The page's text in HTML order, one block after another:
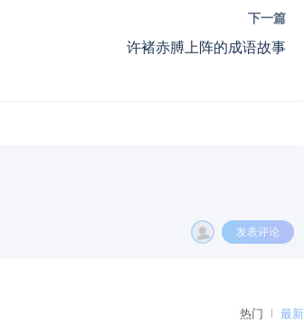
下一篇
许褚赤膊上阵的成语故事
发表评论
热门 最新